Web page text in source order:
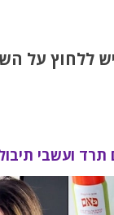
ללחוץ על
תרד ועשבי